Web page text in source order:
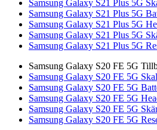
Samsung Galaxy S21 Plus 5G
Samsung Galaxy S21 Plus 5G
Samsung Galaxy S21 Plus 5G
Samsung Galaxy S21 Plus 5G
Samsung Galaxy S21 Plus 5G
Samsung Galaxy S20 FE 5G
Samsung Galaxy S20 FE 5G
Samsung Galaxy S20 FE 5G
Samsung Galaxy S20 FE 5G
Samsung Galaxy S20 FE 5G
Samsung Galaxy S20 FE 5G